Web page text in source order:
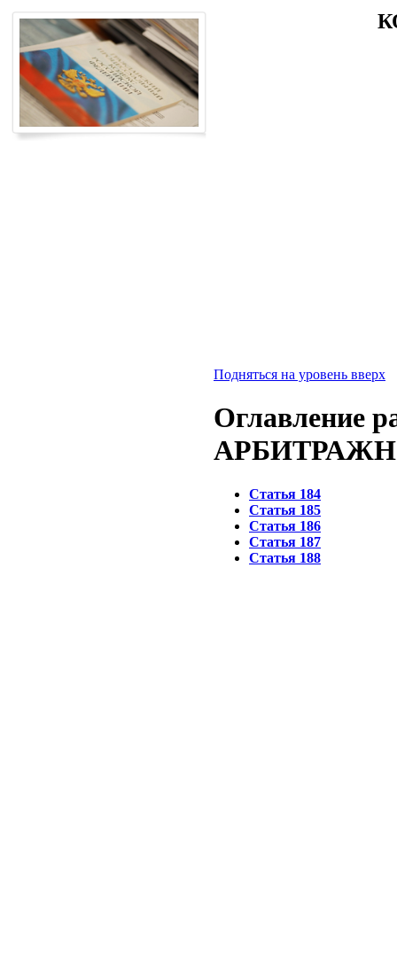
Подняться на уровень вверх
Оглавление
Статья 184
Статья 185
Статья 186
Статья 187
Статья 188